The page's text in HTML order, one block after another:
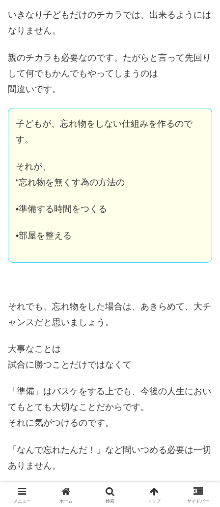
いきなり子どもだけのチカラでは、 出来るようには
なりません。
親のチカラも必要なのです。たがらと言って先回り
して何でもかんでもやってしまうのは
間違いです。
子どもが、忘れ物をしない仕組みを作るので
す。
それが、
“忘れ物を無くす為の方法の
•準備する時間をつくる
•部屋を整える
それでも、 忘れ物をした場合は、あきらめて、 大チ
ャンスだと思いましょう。
大事なことは
試合に勝つことだけではなくて
「準備」はバスケをする上でも、 今後の人生におい
てもとても大切なことだからです。
それに気がつけるのです。
「なんで忘れたんだ！」など問いつめる必要は一切
ありません。
今日はしっかり見学して、チームのためにできるこ
メニュー ホーム 検索 トップ サイドバー